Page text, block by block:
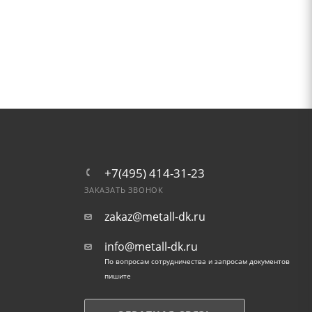
+7(495) 414-31-23
ЗАКАЗАТЬ ЗВОНОК
zakaz@metall-dk.ru
info@metall-dk.ru
По вопросам сотрудничества и запросам документов
пишите